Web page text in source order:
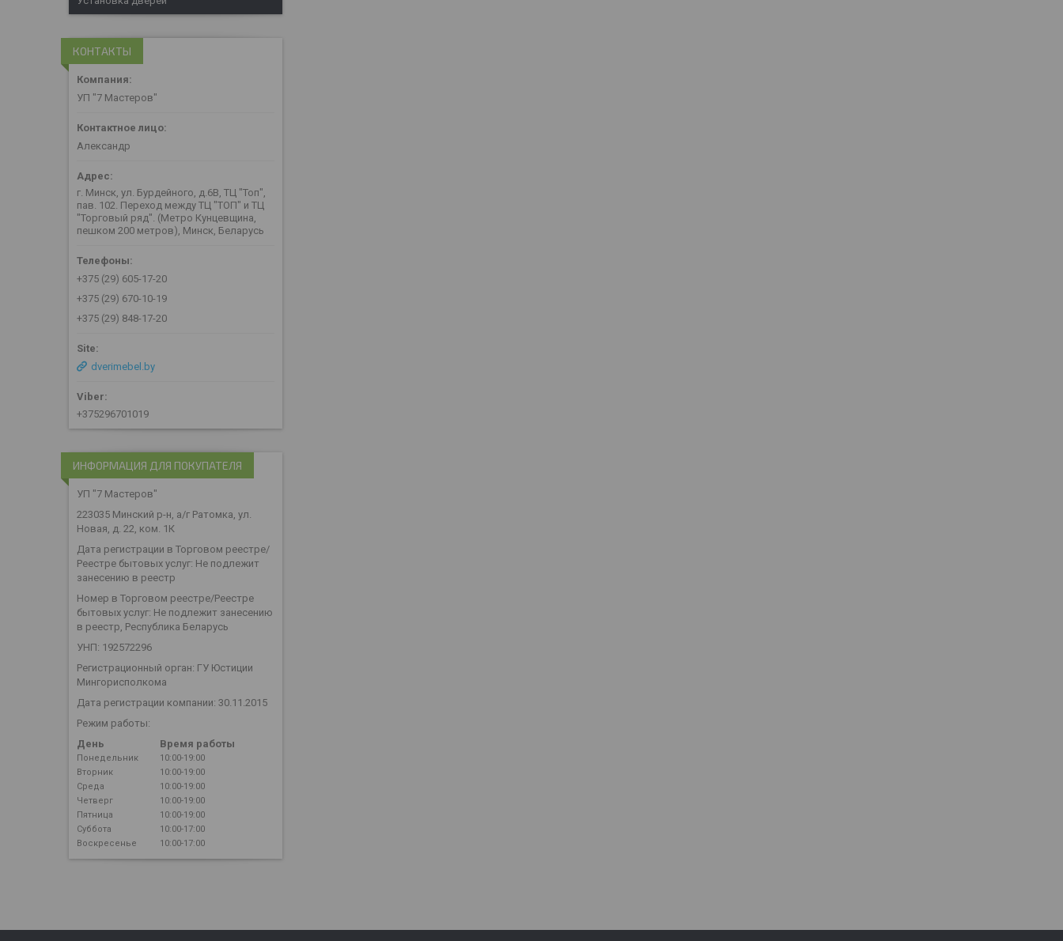
КОНТАКТЫ
УП "7 Мастеров"
Александр
г. Минск, ул. Бурдейного, д.6В, ТЦ "Топ",
пав. 102. Переход между ТЦ "ТОП" и ТЦ
"Торговый ряд". (Метро Кунцевщина,
пешком 200 метров), Минск, Беларусь
+375 (29) 605-17-20
+375 (29) 670-10-19
+375 (29) 848-17-20
dverimebel.by
+375296701019
ИНФОРМАЦИЯ ДЛЯ ПОКУПАТЕЛЯ
УП "7 Мастеров"
223035 Минский р-н, а/г Ратомка, ул.
Новая, д. 22, ком. 1К
Дата регистрации в Торговом реестре/
Реестре бытовых услуг: Не подлежит
занесению в реестр
Номер в Торговом реестре/Реестре
бытовых услуг: Не подлежит занесению
в реестр, Республика Беларусь
УНП: 192572296
Регистрационный орган: ГУ Юстиции
Мингорисполкома
Дата регистрации компании: 30.11.2015
Режим работы:
День
Время работы
Понедельник
10:00-19:00
Вторник
10:00-19:00
Среда
10:00-19:00
Четверг
10:00-19:00
Пятница
10:00-19:00
Суббота
10:00-17:00
Воскресенье
10:00-17:00